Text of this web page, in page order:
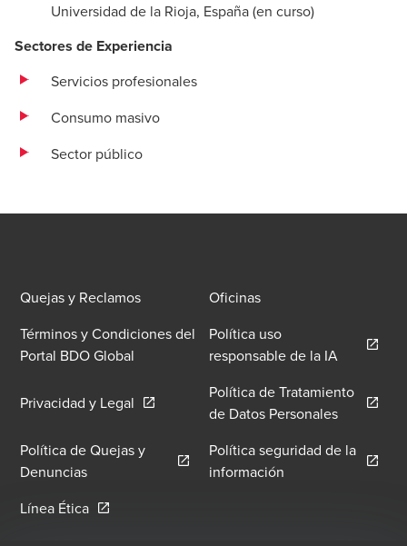
Universidad de la Rioja, España (en curso)
Sectores de Experiencia
Servicios profesionales
Consumo masivo
Sector público
Quejas y Reclamos
Oficinas
Términos y Condiciones del
Portal BDO Global
Política uso
responsable de la IA Opens in
Privacidad y Legal Opens in a new window/tab
Política de Tratamiento
de Datos PersonalesOpens in
Política de Quejas y
DenunciasOpens in a new window/tab
Política seguridad de la
información Opens in a new
Línea ÉticaOpens in a new window/tab